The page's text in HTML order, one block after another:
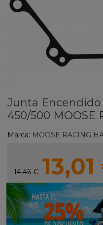
Junta
450/500 MOOSE
Marca: MOOSE RACING
14,46 €